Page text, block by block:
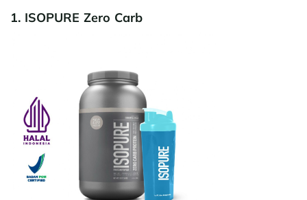
1. ISOPURE Zero Carb